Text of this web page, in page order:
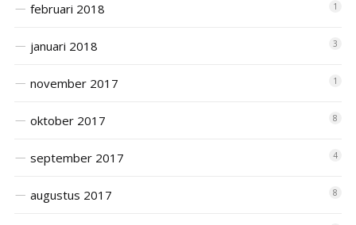
februari 2018 1
januari 2018 3
november 2017 1
oktober 2017 8
september 2017 4
augustus 2017 8